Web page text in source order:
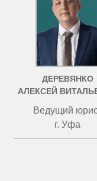
ДЕРЕВЯНКО
АЛЕКСЕЙ
Ведущий
г. Уфа